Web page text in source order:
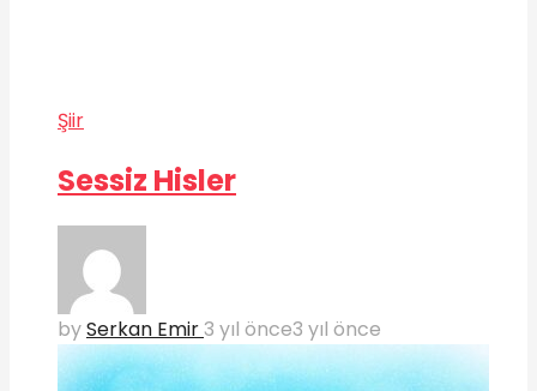
Şiir
Sessiz Hisler
bySerkan Emir3 yıl önce3 yıl önce